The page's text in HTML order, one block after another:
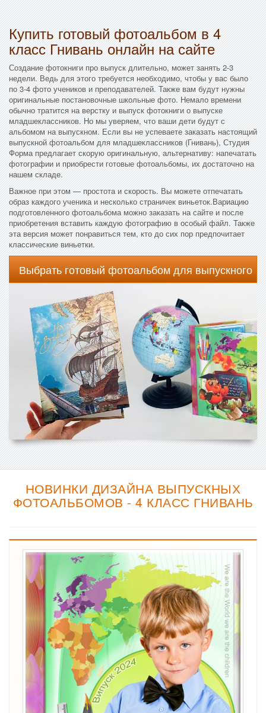
Купить готовый фотоальбом в 4
класс Гнивань онлайн на сайте
Создание фотокниги про выпуск длительно, может занять 2-3
недели. Ведь для этого требуется необходимо, чтобы у вас было
по 3-4 фото учеников и преподавателей. Также вам будут нужны
оригинальные постановочные школьные фото. Немало времени
обычно тратится на верстку и выпуск фотокниги о выпуске
младшеклассников. Но мы уверяем, что ваши дети будут с
альбомом на выпускном. Если вы не успеваете заказать настоящий
выпускной фотоальбом для младшеклассников (Гнивань), Студия
Форма предлагает скорую оригинальную, альтернативу: напечатать
фотографии и приобрести готовые фотоальбомы, их достаточно на
нашем складе.
Важное при этом — простота и скорость. Вы можете отпечатать
образ каждого ученика и несколько страничек виньеток.Вариацию
подготовленного фотоальбома можно заказать на сайте и после
приобретения вставить каждую фотографию в особый файл. Также
эта версия может понравиться тем, кто до сих пор предпочитает
классические виньетки.
Выбрать готовый фотоальбом для выпускного
НОВИНКИ ДИЗАЙНА ВЫПУСКНЫХ
ФОТОАЛЬБОМОВ - 4 КЛАСС ГНИВАНЬ